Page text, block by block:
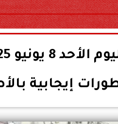
إيجابية